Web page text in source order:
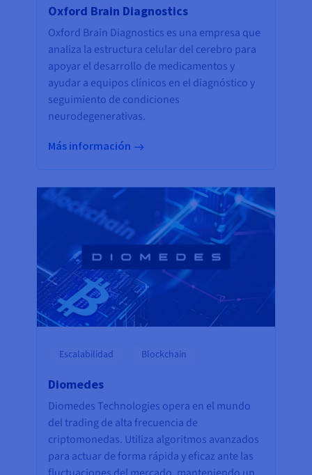
Oxford Brain Diagnostics
Oxford Brain Diagnostics es una empresa que
analiza la estructura celular del cerebro para
apoyar el desarrollo de medicamentos y
ayudar a equipos clínicos en el diagnóstico y
seguimiento de condiciones
neurodegenerativas.
Más información
Escalabilidad Blockchain
Diomedes
Diomedes Technologies opera en el mundo
del trading de alta frecuencia de
criptomonedas. Utiliza algoritmos avanzados
para actuar de forma rápida y eficaz ante las